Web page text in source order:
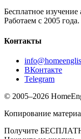
Бесплатное
Работаем с 2005 года.
Контакты
ВКонтакте
Telegram
© 2005–2026
Копирование
Получите